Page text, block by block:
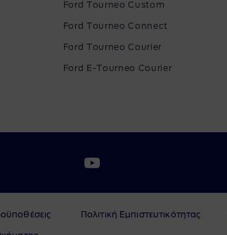
Ford Tourneo Custom
Ford Tourneo Connect
Ford Tourneo Courier
Ford E-Tourneo Courier
Πολιτική Εμπιστευτικότητας